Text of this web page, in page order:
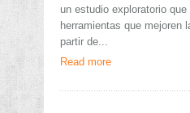
un estudio exploratorio
herramientas que mejoren
partir de...
Read more